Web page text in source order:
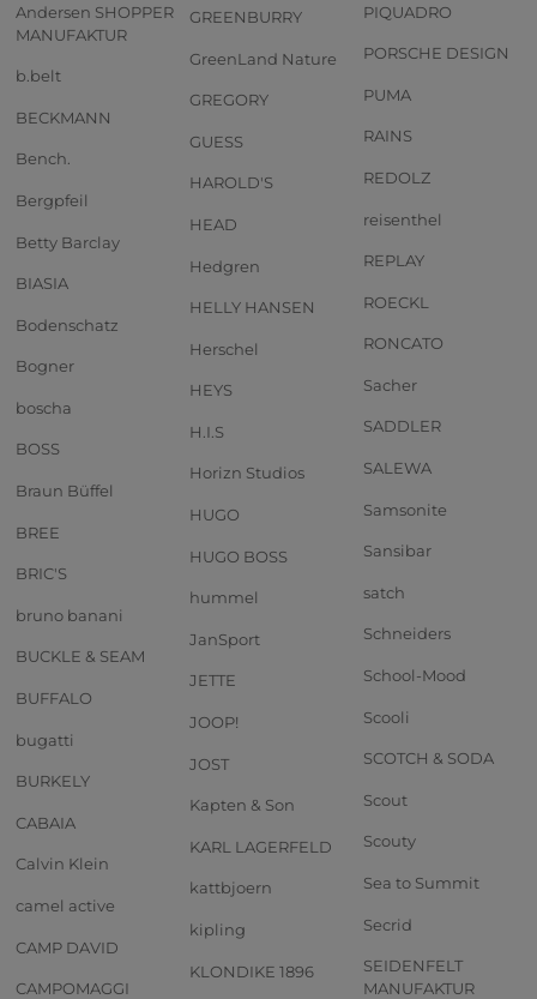
Andersen SHOPPER
MANUFAKTUR
b.belt
BECKMANN
Bench.
Bergpfeil
Betty Barclay
BIASIA
Bodenschatz
Bogner
boscha
BOSS
Braun Büffel
BREE
BRIC'S
bruno banani
BUCKLE & SEAM
BUFFALO
bugatti
BURKELY
CABAIA
Calvin Klein
camel active
CAMP DAVID
CAMPOMAGGI
GREENBURRY
GreenLand Nature
GREGORY
GUESS
HAROLD'S
HEAD
Hedgren
HELLY HANSEN
Herschel
HEYS
H.I.S
Horizn Studios
HUGO
HUGO BOSS
hummel
JanSport
JETTE
JOOP!
JOST
Kapten & Son
KARL LAGERFELD
kattbjoern
kipling
KLONDIKE 1896
PIQUADRO
PORSCHE DESIGN
PUMA
RAINS
REDOLZ
reisenthel
REPLAY
ROECKL
RONCATO
Sacher
SADDLER
SALEWA
Samsonite
Sansibar
satch
Schneiders
School-Mood
Scooli
SCOTCH & SODA
Scout
Scouty
Sea to Summit
Secrid
SEIDENFELT
MANUFAKTUR